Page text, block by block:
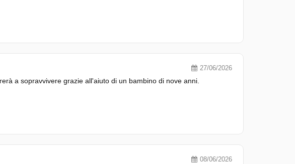
27/06/2026
a sopravvivere grazie all'aiuto di un bambino di nove anni.
08/06/2026